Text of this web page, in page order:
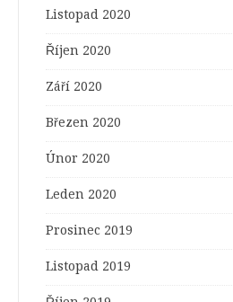
Listopad 2020
Říjen 2020
Září 2020
Březen 2020
Únor 2020
Leden 2020
Prosinec 2019
Listopad 2019